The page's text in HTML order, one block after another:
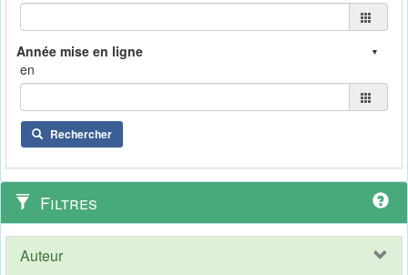
en
Rechercher
Filtres
Auteur